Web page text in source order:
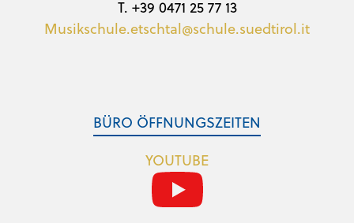
T. +39 0471 25 77 13
Musikschule.etschtal@schule.suedtirol.it
BÜRO ÖFFNUNGSZEITEN
YOUTUBE